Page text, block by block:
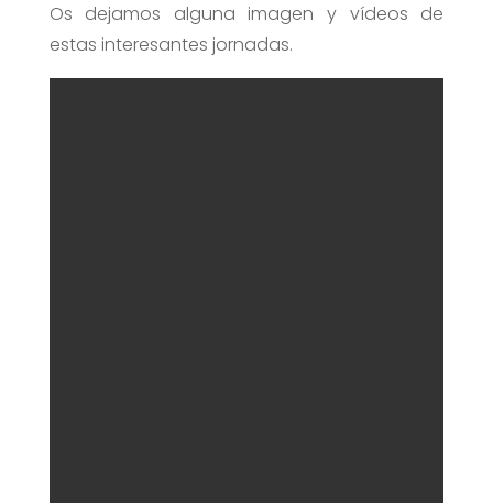
Os dejamos alguna imagen y vídeos de
estas interesantes jornadas.